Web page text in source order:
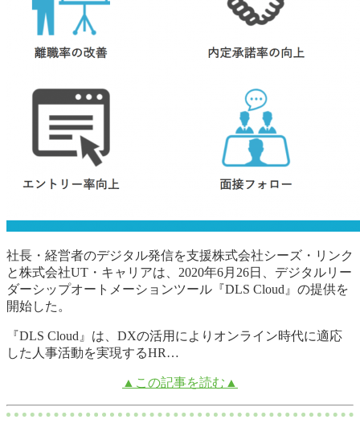
社長・経営者のデジタル発信を支援株式会社シーズ・リンク
と株式会社UT・キャリアは、2020年6月26日、デジタルリー
ダーシップオートメーションツール『DLS Cloud』の提供を
開始した。
『DLS Cloud』は、DXの活用によりオンライン時代に適応
した人事活動を実現するHR…
▲この記事を読む▲